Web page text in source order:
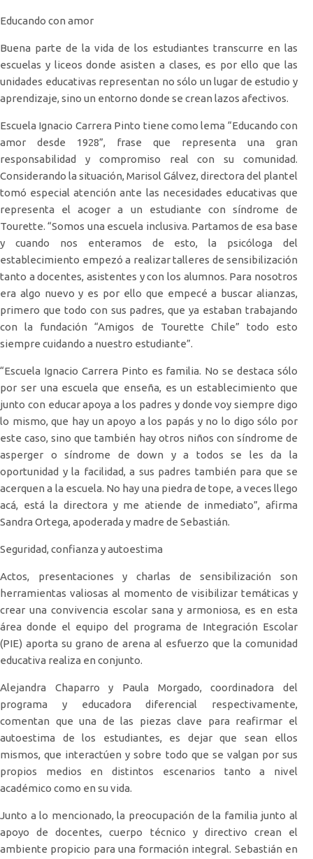
Educando con amor
Buena parte de la vida de los estudiantes transcurre en las
escuelas y liceos donde asisten a clases, es por ello que las
unidades educativas representan no sólo un lugar de estudio y
aprendizaje, sino un entorno donde se crean lazos afectivos.
Escuela Ignacio Carrera Pinto tiene como lema “Educando con
amor desde 1928”, frase que representa una gran
responsabilidad y compromiso real con su comunidad.
Considerando la situación, Marisol Gálvez, directora del plantel
tomó especial atención ante las necesidades educativas que
representa el acoger a un estudiante con síndrome de
Tourette. “Somos una escuela inclusiva. Partamos de esa base
y cuando nos enteramos de esto, la psicóloga del
establecimiento empezó a realizar talleres de sensibilización
tanto a docentes, asistentes y con los alumnos. Para nosotros
era algo nuevo y es por ello que empecé a buscar alianzas,
primero que todo con sus padres, que ya estaban trabajando
con la fundación “Amigos de Tourette Chile” todo esto
siempre cuidando a nuestro estudiante”.
“Escuela Ignacio Carrera Pinto es familia. No se destaca sólo
por ser una escuela que enseña, es un establecimiento que
junto con educar apoya a los padres y donde voy siempre digo
lo mismo, que hay un apoyo a los papás y no lo digo sólo por
este caso, sino que también hay otros niños con síndrome de
asperger o síndrome de down y a todos se les da la
oportunidad y la facilidad, a sus padres también para que se
acerquen a la escuela. No hay una piedra de tope, a veces llego
acá, está la directora y me atiende de inmediato”, afirma
Sandra Ortega, apoderada y madre de Sebastián.
Seguridad, confianza y autoestima
Actos, presentaciones y charlas de sensibilización son
herramientas valiosas al momento de visibilizar temáticas y
crear una convivencia escolar sana y armoniosa, es en esta
área donde el equipo del programa de Integración Escolar
(PIE) aporta su grano de arena al esfuerzo que la comunidad
educativa realiza en conjunto.
Alejandra Chaparro y Paula Morgado, coordinadora del
programa y educadora diferencial respectivamente,
comentan que una de las piezas clave para reafirmar el
autoestima de los estudiantes, es dejar que sean ellos
mismos, que interactúen y sobre todo que se valgan por sus
propios medios en distintos escenarios tanto a nivel
académico como en su vida.
Junto a lo mencionado, la preocupación de la familia junto al
apoyo de docentes, cuerpo técnico y directivo crean el
ambiente propicio para una formación integral. Sebastián en